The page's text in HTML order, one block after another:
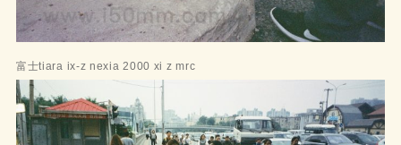
富士tiara ix-z nexia 2000 xi z mrc